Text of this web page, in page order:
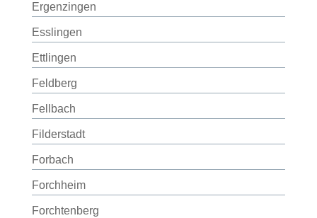
Ergenzingen
Esslingen
Ettlingen
Feldberg
Fellbach
Filderstadt
Forbach
Forchheim
Forchtenberg